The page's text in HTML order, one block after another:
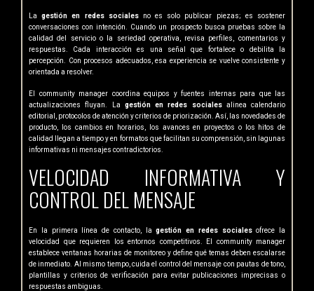
Lagestión en redes socialesno es solo publicar piezas; es sostener
conversaciones con intención. Cuando un prospecto busca pruebas sobre la
calidad del servicio o la seriedad operativa, revisa perfiles, comentarios y
respuestas. Cada interacción es una señal que fortalece o debilita la
percepción. Con procesos adecuados, esa experiencia se vuelve consistente y
orientada a resolver.
El community manager coordina equipos y fuentes internas para que las
actualizaciones fluyan. La gestión en redes socialesalinea calendario
editorial, protocolos de atención y criterios de priorización. Así, las novedades de
producto, los cambios en horarios, los avances en proyectos o los hitos de
calidad llegan a tiempo y en formatos que facilitan su comprensión, sin lagunas
informativas ni mensajes contradictorios.
VELOCIDAD INFORMATIVA Y
CONTROL DEL MENSAJE
En la primera línea de contacto, lagestión en redes socialesofrece la
velocidad que requieren los entornos competitivos. El community manager
establece ventanas horarias de monitoreo y define qué temas deben escalarse
de inmediato. Al mismo tiempo, cuida el control del mensaje con pautas de tono,
plantillas y criterios de verificación para evitar publicaciones imprecisas o
respuestas ambiguas.